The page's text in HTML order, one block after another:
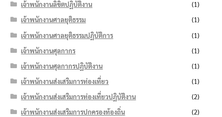
เจ้าพนักงานลิขิตปฏิบัติงาน
(1)
เจ้าพนักงานศาลยุติธรรม
(1)
เจ้าพนักงานศาลยุติธรรมปฏิบัติการ
(1)
เจ้าพนักงานศุลกากร
(1)
เจ้าพนักงานศุลกากรปฏิบัติงาน
(1)
เจ้าพนักงานส่งเสริมการท่องเที่ยว
(1)
เจ้าพนักงานส่งเสริมการท่องเที่ยวปฏิบัติงาน
(2)
เจ้าพนักงานส่งเสริมการปกครองท้องถิ่น
(2)